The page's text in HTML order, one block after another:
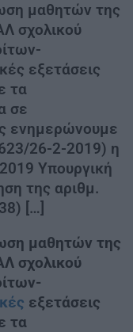
μαθητών της
σχολικού
εξετάσεις
τα
σε
ενημερώνουμε
26-2-2019) η
Υπουργική
της αριθμ.
[…]
μαθητών της
σχολικού
εξετάσεις
τα